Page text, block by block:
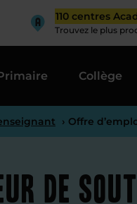
110 centres
Trouvez le plus
Collège
› Offre
de